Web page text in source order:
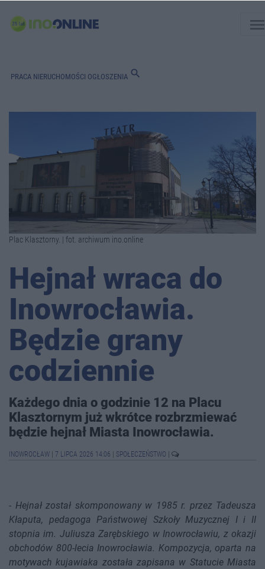
PRACA NIERUCHOMOŚCI OGŁOSZENIA search
Plac Klasztorny. | fot. archiwum ino.online
Hejnał wraca do
Inowrocławia.
Będzie grany
codziennie
Każdego dnia o godzinie 12 na Placu
Klasztornym już wkrótce rozbrzmiewać
będzie hejnał Miasta Inowrocławia.
INOWROCŁAW 7 LIPCA 2026 14:06 SPOŁECZEŃSTWO
- Hejnał został skomponowany w 1985 r. przez Tadeusza
Kłaputa, pedagoga Państwowej Szkoły Muzycznej I i II
stopnia im. Juliusza Zarębskiego w Inowrocławiu, z okazji
obchodów 800-lecia Inowrocławia. Kompozycja, oparta na
motywach kujawiaka została zapisana w Statucie Miasta